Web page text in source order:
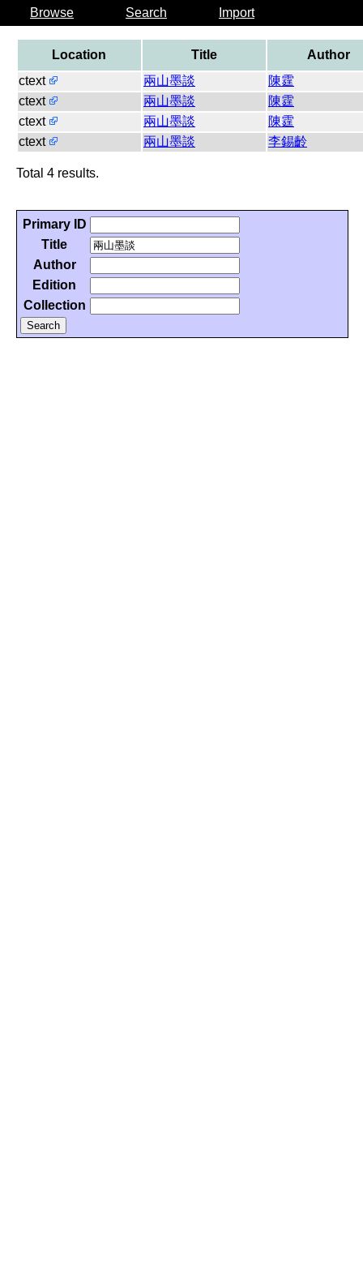
Browse Search Import
Location Title
Author
ctext
兩山墨談
陳霆
ctext
兩山墨談
陳霆
ctext
兩山墨談
陳霆
ctext
兩山墨談 李錫齡
Total 4 results.
Primary ID
Title
Author
Edition
Collection